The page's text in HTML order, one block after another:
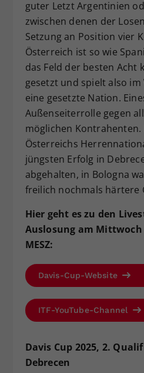
guter Letzt Argentinien
zwischen denen der
Setzung an Position vier
Österreich ist so wie
das Feld der besten
gesetzt und spielt also
eine gesetzte Nation.
Außenseiterrolle gegen
möglichen Kontrahenten.
Österreichs
jüngsten Erfolg in
abgehalten, in Bologna
freilich nochmals härtere
Hier geht es zu den
Auslosung am Mittwoch
MESZ:
Davis-Cup-Website
ITF-YouTube-Channel
Davis Cup 2025, 2.
Debrecen